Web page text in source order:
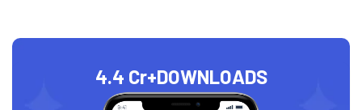
4.4 Cr+DOWNLOADS